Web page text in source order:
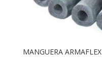
MANGUERA